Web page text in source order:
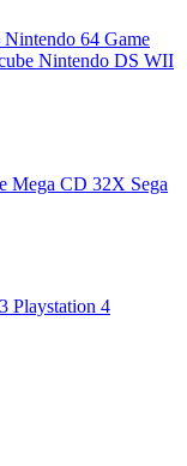
Nintendo 64 Game
Nintendo DS WII
Mega CD 32X Sega
Playstation 4